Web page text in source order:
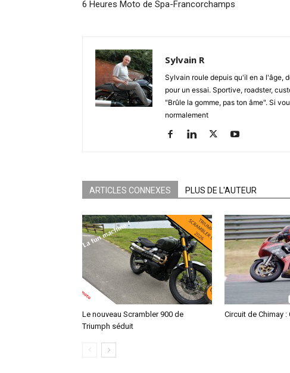
6 Heures Moto de Spa-Francorchamps
Sylvain R
Sylvain roule depuis qu'il en a l'âge,
pour un essai. Sportive, roadster,
"Brûle la gomme, pas ton âme". Si
normalement
ARTICLES CONNEXES PLUS DE L'AUTEUR
Le nouveau Scrambler 900 de
Triumph séduit
Circuit de Chimay